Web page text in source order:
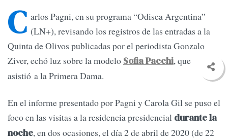
C arlos Pagni, en su programa “Odisea Argentina”
(LN+), revisando los registros de las entradas a la
Quinta de Olivos publicadas por el periodista Gonzalo
Ziver, echó luz sobre la modelo Sofia Pacchi, que
asistió a la Primera Dama.
En el informe presentado por Pagni y Carola Gil se puso el
foco en las visitas a la residencia presidencial durante la
noche, en dos ocasiones, el día 2 de abril de 2020 (de 22